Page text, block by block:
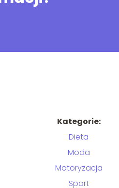
Kategorie:
Dieta
Moda
Motoryzacja
Sport